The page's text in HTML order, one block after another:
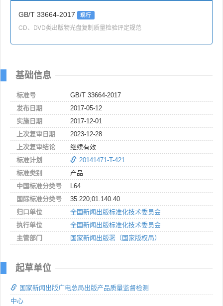
GB/T 33664-2017 现行
CD、DVD类出版物光盘复制质量检验评定规范
基础信息
标准号
GB/T 33664-2017
发布日期
2017-05-12
实施日期
2017-12-01
上次复审日期
2023-12-28
上次复审结论
继续有效
标准计划
20141471-T-421
标准类别
产品
中国标准分类号
L64
国际标准分类号
35.220;01.140.40
归口单位
全国新闻出版标准化技术委员会
执行单位
全国新闻出版标准化技术委员会
主管部门
国家新闻出版署（国家版权局）
起草单位
国家新闻出版广电总局出版产品质量监督检测
中心